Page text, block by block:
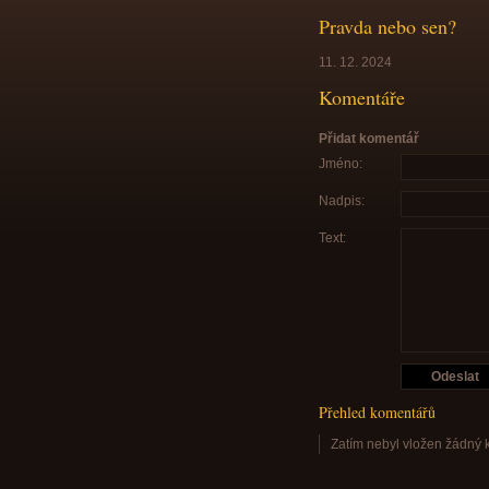
Pravda nebo sen?
11. 12. 2024
Komentáře
Přidat komentář
Jméno:
Nadpis:
Text:
Přehled komentářů
Zatím nebyl vložen žádný